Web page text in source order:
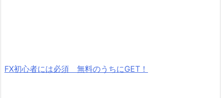
FX初心者には必須 無料のうちにGET！